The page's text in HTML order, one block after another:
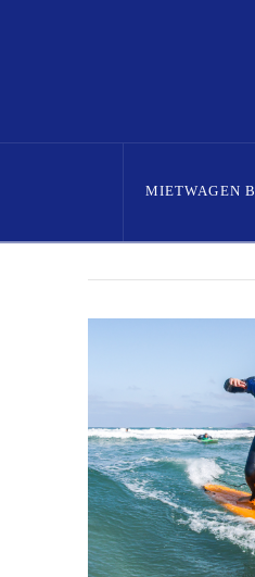
MIETWAGEN